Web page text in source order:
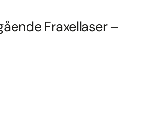
Fraxellaser –